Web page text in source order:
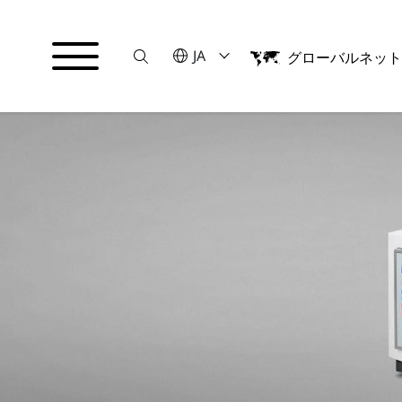
Suche言語を選択してください
JA
English
グローバルネッ